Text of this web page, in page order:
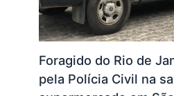
Foragido do Rio de
pela Polícia Civil na